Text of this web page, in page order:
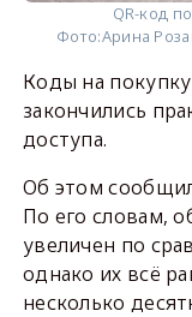
QR-код
Фото:Арина
Коды на
закончились
доступа.
Об этом
По его словам,
увеличен по
однако их всё
несколько